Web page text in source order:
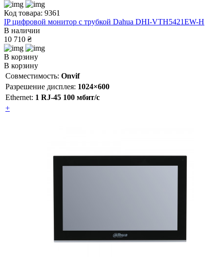
Код товара: 9361
IP цифровой монитор с трубкой Dahua DHI-VTH5421EW-H
В наличии
10 710 ₴
В корзину
В корзину
Совместимость: Onvif
Разрешение дисплея: 1024×600
Ethernet: 1 RJ-45 100 мбит/с
+